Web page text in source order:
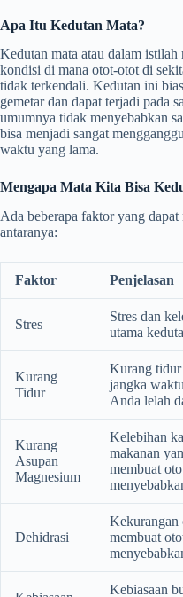
Apa Itu Kedutan Mata?
Kedutan mata atau dalam istilah
kondisi di mana otot-otot di
tidak terkendali. Kedutan ini
gemetar dan dapat terjadi pada
umumnya tidak menyebabkan
bisa menjadi sangat
waktu yang lama.
Mengapa Mata Kita Bisa
Ada beberapa faktor yang
antaranya:
Faktor Penjelasan
Stres
Stres dan
utama
Kurang
Tidur
Kurang
jangka
Anda lelah
Kurang
Asupan
Magnesium
Kelebihan
makanan
membuat
Dehidrasi
Kekurangan
membuat
Kebiasaan